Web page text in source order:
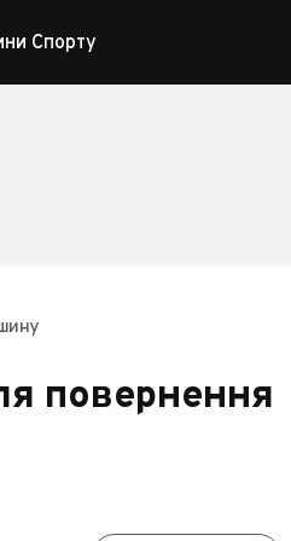
Спорту
повернення